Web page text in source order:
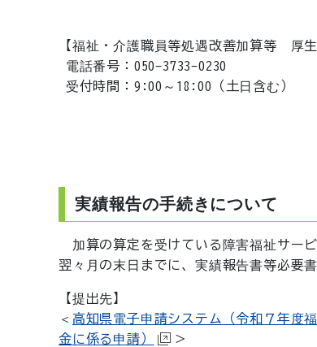
【福祉・介護職員等処遇改善加算等 厚
電話番号：050-3733-0230
受付時間：9:00～18:00（土日含む）
実績報告の手続きについて
加算の算定を受けている障害福祉サー
翌々月の末日までに、実績報告書等必要
【提出先】
＜ 高知県電子申請システム（令和７年度
金に係る申請）
＞